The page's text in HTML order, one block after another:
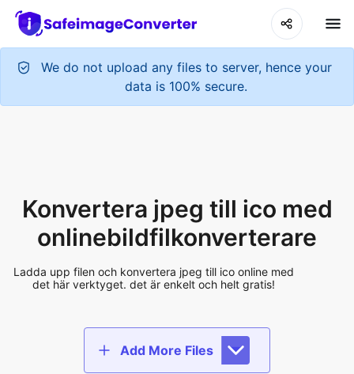
We do not upload any files to server, hence your
data is 100% secure.
Ladda upp filen och konvertera jpeg till ico online med
det här verktyget. det är enkelt och helt gratis!
Add More Files